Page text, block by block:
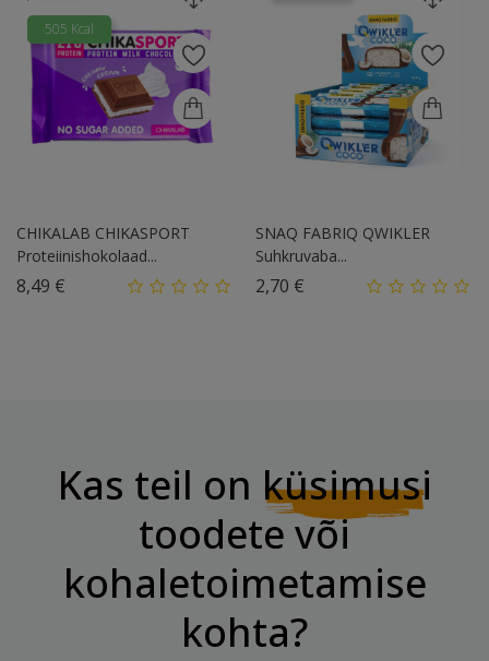
505 Kcal
CHIKALAB CHIKASPORT
Proteiinishokolaad...
8,49 €
SNAQ FABRIQ QWIKLER
Suhkruvaba...
2,70 €
Kas teil on küsimusi
toodete või
kohaletoimetamise
kohta?